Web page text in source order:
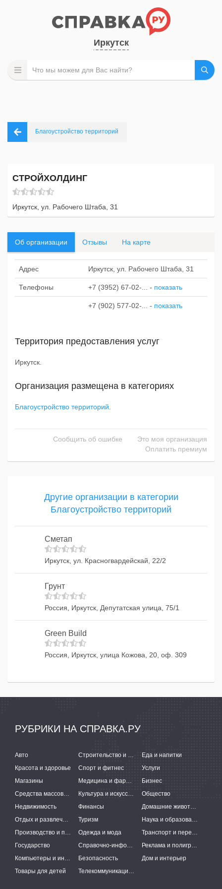
Иркутск
Благоустройство территорий
СТРОЙХОЛДИНГ
Иркутск, ул. Рабочего Штаба, 31
Об организации Отзывы На карте
Адрес Иркутск, ул. Рабочего Штаба, 31
Телефоны +7 (3952) 67-02-... - показать
+7 (902) 577-02-... - показать
Территория предоставления услуг
Иркутск.
Организация размещена в категориях
Благоустройство территорий
Сообщить об ошибке
Это моя организация
Оплатить премиум
Другие организации в категории
Благоустройство территорий
Сметап
Иркутск, ул. Красногвардейскай, 22/2
Грунт
Россия, Иркутск, Депутатская улица, 75/1
Green Build
Россия, Иркутск, улица Кожова, 20, оф. 309
РУБРИКИ НА СПРАВКА.РУ
Авто Строительство и ремонт
Еда и напитки
Красота и здоровье
Спорт и фитнес
Услуги
Магазины
Медицина и фармацевтика
Бизнес
Средства массовой информации
Культура и искусство
Общество
Недвижимость
Финансы
Домашние животные
Отдых и развлечения
Туризм
Наука и образование
Производство и поставки
Одежда и мода
Транспорт и перевозки
Государство
Справочно-информационные системы
Реклама и полиграфия
Компьютеры и интернет
Безопасность
Дом и интерьер
Товары для детей
Телекоммуникации и связь